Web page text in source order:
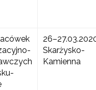
Skarżysko-
Kamienna